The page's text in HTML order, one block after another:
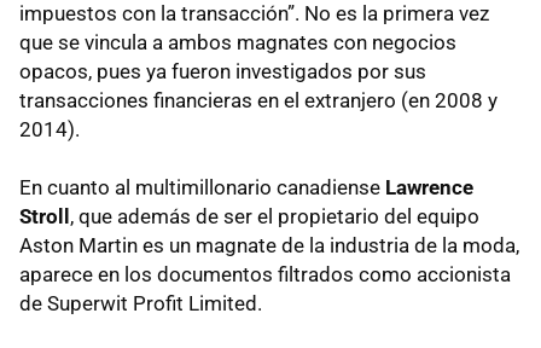
impuestos con la transacción”. No es la primera vez
que se vincula a ambos magnates con negocios
opacos, pues ya fueron investigados por sus
transacciones financieras en el extranjero (en 2008 y
2014).
En cuanto al multimillonario canadiense Lawrence
Stroll , que además de ser el propietario del equipo
Aston Martin es un magnate de la industria de la moda,
aparece en los documentos filtrados como accionista
de Superwit Profit Limited.